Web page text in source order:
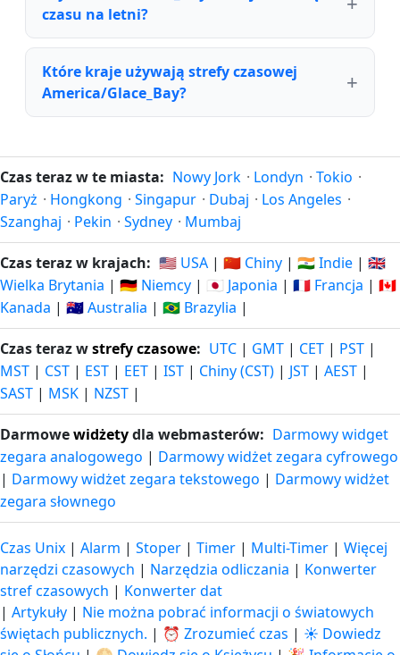
czasu na letni?
Które kraje używają strefy czasowej
America/Glace_Bay?
Czas teraz w te miasta: Nowy Jork · Londyn · Tokio ·
Paryż · Hongkong · Singapur · Dubaj · Los Angeles ·
Szanghaj · Pekin · Sydney · Mumbaj
Czas teraz w krajach: 🇺🇸 USA | 🇨🇳 Chiny | 🇮🇳 Indie | 🇬🇧
Wielka Brytania | 🇩🇪 Niemcy | 🇯🇵 Japonia | 🇫🇷 Francja | 🇨🇦
Kanada | 🇦🇺 Australia | 🇧🇷 Brazylia |
Czas teraz wstrefy czasowe: UTC | GMT | CET | PST |
MST | CST | EST | EET | IST | Chiny (CST) | JST | AEST |
SAST | MSK | NZST |
Darmowewidżetydla webmasterów: Darmowy widget
zegara analogowego | Darmowy widżet zegara cyfrowego
| Darmowy widżet zegara tekstowego | Darmowy widżet
zegara słownego
Czas Unix | Alarm | Stoper | Timer | Multi-Timer | Więcej
narzędzi czasowych | Narzędzia odliczania | Konwerter
stref czasowych | Konwerter dat
| Artykuły | Nie można pobrać informacji o światowych
świętach publicznych. | ⏰ Zrozumieć czas | ☀️ Dowiedz